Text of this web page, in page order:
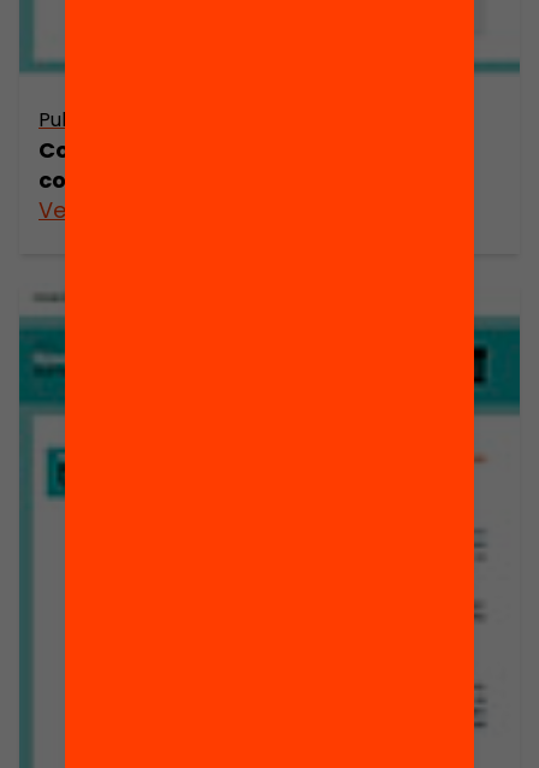
Publicació
Com podem millorar l’escolaritat i la
convivència als municipis?
Veure’n més